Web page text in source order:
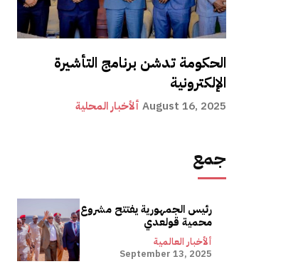
الحكومة تدشن برنامج التأشيرة
الإلكترونية
ألأخبار المحلية August 16, 2025
جمع
رئيس الجمهورية يفتتح مشروع
محمية قولعدي
ألأخبار العالمية
September 13, 2025